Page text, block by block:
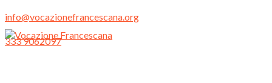
info@vocazionefrancescana.org
333 9062097